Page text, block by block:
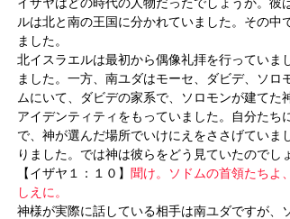
ルは北と南の王国に分かれていました。その
ました。
北イスラエルは最初から偶像礼拝を行ってい
ました。一方、南ユダはモーセ、ダビデ、ソ
ムにいて、ダビデの家系で、ソロモンが建て
アイデンティティをもっていました。自分た
で、神が選んだ場所でいけにえをささげてい
りました。では神は彼らをどう見ていたのでし
【イザヤ１：１０】 聞け。ソドムの首領たちよ
しえに。
神様が実際に話している相手は南ユダですが